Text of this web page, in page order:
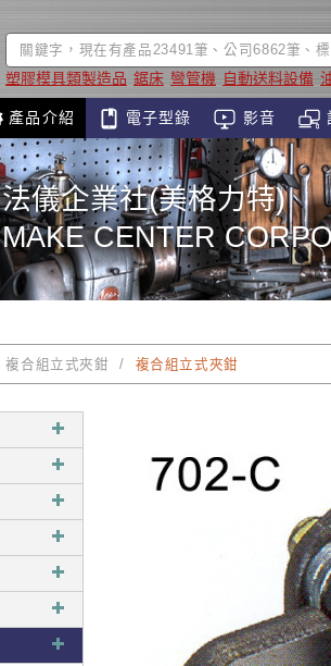
塑膠模具類製造品 鋸床 彎管機 自動送料設備
產品介紹 電子型錄 影音
法儀企業社(美格力特)
MAKE CENTER
複合組立式夾鉗 複合組立式夾鉗